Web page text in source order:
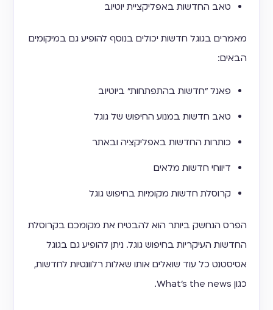
טאב החדשות באפליקציית יוטיוב
מאמרים בגוגל חדשות יכולים בנוסף להופיע גם במיקומים
הבאים:
פאנל "חדשות בהתפתחות" ביוטיוב
טאב חדשות במנוע החיפוש של גוגל
כותרות החדשות באפליקציה ובאתר
דיווחי חדשות מלאים
קרוסלת חדשות מקומיות בחיפוש גוגל
הפרס הנחשק ביותר הוא להבטיח את מקומכם בקרוסלת
החדשות העיקריות בחיפוש גוגל. ניתן להופיע גם בגוגל
אסיסטנט כל עוד שואלים אותו שאלות רלוונטיות לחדשות,
כגון What's the news.